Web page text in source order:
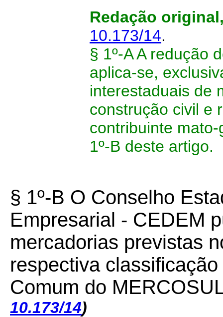
Redação
10.173/14.
§ 1º-A A redução
aplica-se,
interestaduais de
construção civil e
contribuinte
1º-B deste artigo.
§ 1º-B O Conselho
Empresarial - CEDEM
mercadorias previstas
respectiva
Comum do
10.173/14)